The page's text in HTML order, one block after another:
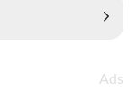
Ads